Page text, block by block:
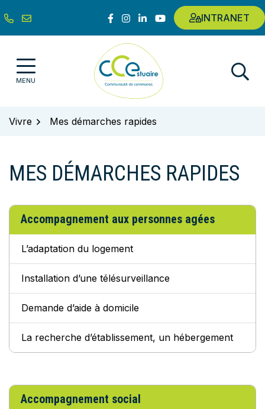
au
contenu
Lien vers le compte Facebook
Lien vers le compte Instagram
Lien vers le compte Linkedin
Lien vers la chaîne Youtube
INTRANET
MENU Communauté de communes de
Vivre Mes démarches rapides
MES DÉMARCHES RAPIDES
Liste des démarches
Accompagnement aux personnes agées
L’adaptation du logement
Installation d’une télésurveillance
Demande d’aide à domicile
La recherche d’établissement, un hébergement
Accompagnement social